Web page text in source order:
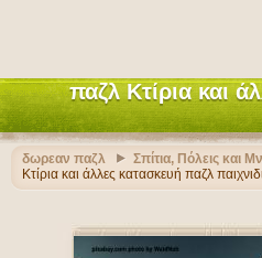
παζλ Κτίρια και
δωρεαν παζλ
Σπίτια, Πόλεις και
Κτίρια και άλλες κατασκευή παζλ